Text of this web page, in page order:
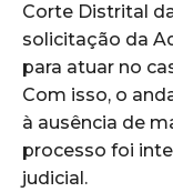
Corte Distrital
solicitação da
para atuar no
Com isso, o
à ausência de
processo foi
judicial.